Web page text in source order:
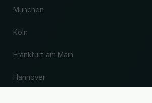
München
Köln
Frankfurt am Main
Hannover